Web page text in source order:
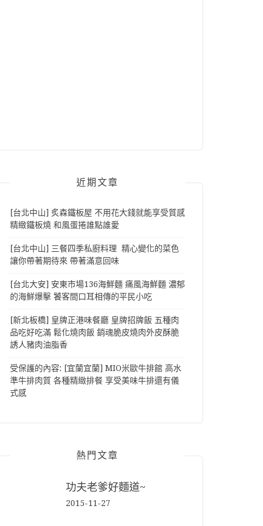
近期文章
[台北中山] 炙森鐵板屋 不用花大錢就能享受質感
精緻鐵板燒 和風蛋捲誰點誰愛
[台北中山] 三餐四季私廚料理 精心變化的菜色
讓你帶著期待來 帶著滿意回味
[台北大安] 安東市場136海鮮麵 痛風海鮮麵 濃郁
的海鮮爆擊 饕客間口耳相傳的平民小吃
[新北板橋] 皇牌正港味餐廳 皇牌招牌飯 五種肉
品吃好吃滿 鬆化燒肉飯 銷魂脆皮燒肉外皮酥脆
誘人豬肉油脂香
受保護的內容: [宜蘭宜蘭] MIO米歐牛排館 高水
準牛排肉質 各種精緻排餐 享受美味牛排還有儀
式感
熱門文章
功夫老爹好麵道~
2015-11-27